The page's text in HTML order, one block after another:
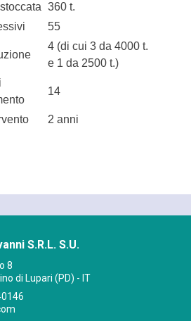
360 t.
55
4 (di cui 3 da 4000 t.
e 1 da 2500 t.)
14
2 anni
S.R.L. S.U.
8
di Lupari (PD) - IT